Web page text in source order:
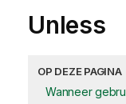
Unless
OP DEZE PAGINA
Wanneer